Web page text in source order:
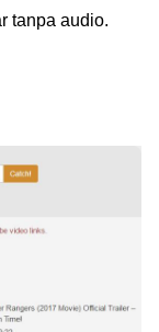
tanpa audio.